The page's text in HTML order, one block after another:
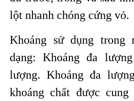
lột nhanh chóng cứng vỏ.
Khoáng sử dụng
dạng: Khoáng đa
lượng. Khoáng đa
khoáng chất được